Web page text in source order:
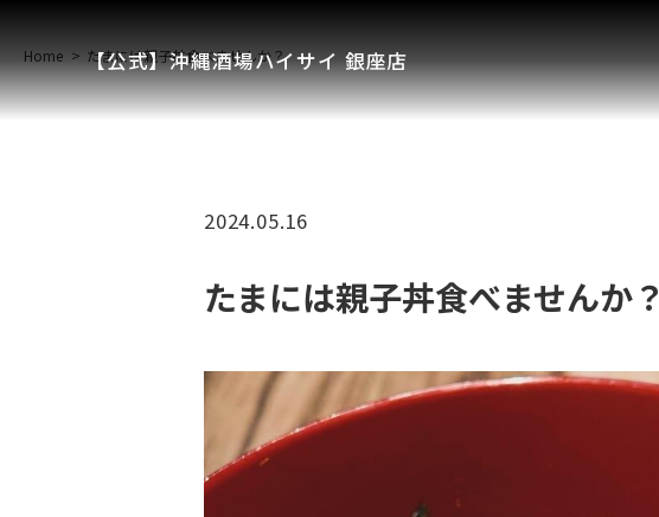
【公式】沖縄酒場ハイサイ 銀座店
Home たまには親子丼食べませんか？
2024.05.16
たまには親子丼食べませんか？